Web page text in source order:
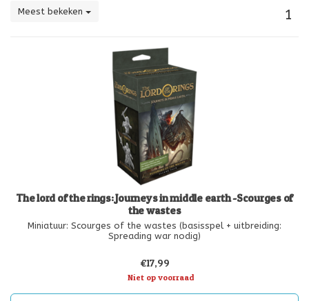
Meest bekeken 1
The lord of the rings: Journeys in middle earth -Scourges of
the wastes
Miniatuur: Scourges of the wastes (basisspel + uitbreiding:
Spreading war nodig)
€17,99
Niet op voorraad